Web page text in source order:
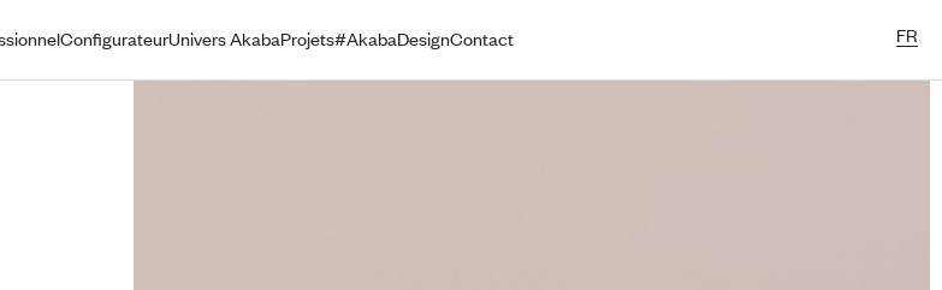
ConfigurateurUnivers AkabaProjets#AkabaDesignContact FR